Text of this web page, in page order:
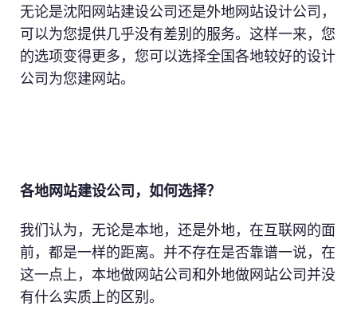
无论是沈阳网站建设公司还是外地网站设计公司，
可以为您提供几乎没有差别的服务。这样一来，您
的选项变得更多，您可以选择全国各地较好的设计
公司为您建网站。
各地网站建设公司，如何选择？
我们认为，无论是本地，还是外地，在互联网的面
前，都是一样的距离。并不存在是否靠谱一说，在
这一点上，本地做网站公司和外地做网站公司并没
有什么实质上的区别。